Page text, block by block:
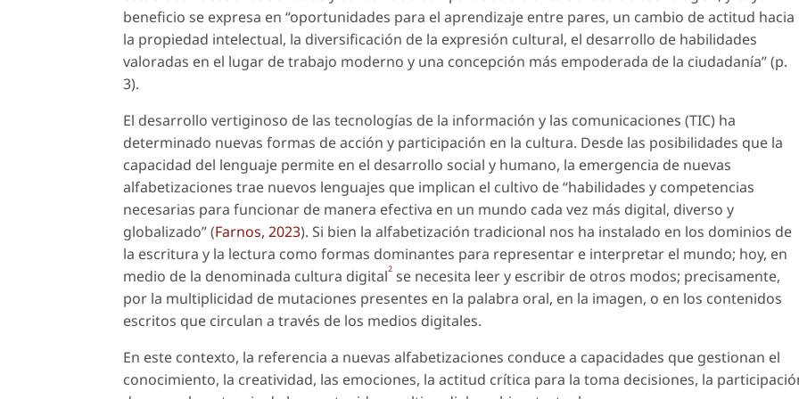
beneficio se expresa en “oportunidades para el aprendizaje entre pares, un cambio de actitud hacia
la propiedad intelectual, la diversificación de la expresión cultural, el desarrollo de habilidades
valoradas en el lugar de trabajo moderno y una concepción más empoderada de la ciudadanía” (p.
3).
El desarrollo vertiginoso de las tecnologías de la información y las comunicaciones (TIC) ha
determinado nuevas formas de acción y participación en la cultura. Desde las posibilidades que la
capacidad del lenguaje permite en el desarrollo social y humano, la emergencia de nuevas
alfabetizaciones trae nuevos lenguajes que implican el cultivo de “habilidades y competencias
necesarias para funcionar de manera efectiva en un mundo cada vez más digital, diverso y
globalizado” (Farnos, 2023). Si bien la alfabetización tradicional nos ha instalado en los dominios de
la escritura y la lectura como formas dominantes para representar e interpretar el mundo; hoy, en
medio de la denominada cultura digital2 se necesita leer y escribir de otros modos; precisamente,
por la multiplicidad de mutaciones presentes en la palabra oral, en la imagen, o en los contenidos
escritos que circulan a través de los medios digitales.
En este contexto, la referencia a nuevas alfabetizaciones conduce a capacidades que gestionan el
conocimiento, la creatividad, las emociones, la actitud crítica para la toma decisiones, la